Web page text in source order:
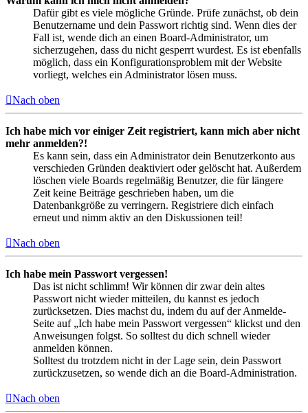
Dafür gibt es viele mögliche Gründe. Prüfe zunächst, ob dein
Benutzername und dein Passwort richtig sind. Wenn dies der
Fall ist, wende dich an einen Board-Administrator, um
sicherzugehen, dass du nicht gesperrt wurdest. Es ist ebenfalls
möglich, dass ein Konfigurationsproblem mit der Website
vorliegt, welches ein Administrator lösen muss.
Nach oben
Ich habe mich vor einiger Zeit registriert, kann mich aber nicht
mehr anmelden?!
Es kann sein, dass ein Administrator dein Benutzerkonto aus
verschieden Gründen deaktiviert oder gelöscht hat. Außerdem
löschen viele Boards regelmäßig Benutzer, die für längere
Zeit keine Beiträge geschrieben haben, um die
Datenbankgröße zu verringern. Registriere dich einfach
erneut und nimm aktiv an den Diskussionen teil!
Nach oben
Ich habe mein Passwort vergessen!
Das ist nicht schlimm! Wir können dir zwar dein altes
Passwort nicht wieder mitteilen, du kannst es jedoch
zurücksetzen. Dies machst du, indem du auf der Anmelde-
Seite auf „Ich habe mein Passwort vergessen“ klickst und den
Anweisungen folgst. So solltest du dich schnell wieder
anmelden können.
Solltest du trotzdem nicht in der Lage sein, dein Passwort
zurückzusetzen, so wende dich an die Board-Administration.
Nach oben